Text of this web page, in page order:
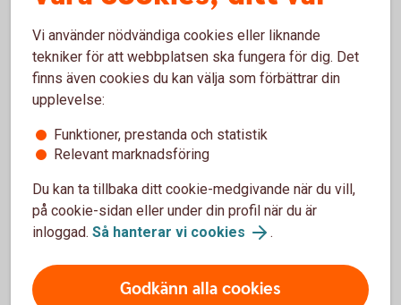
nära relation och behöver köpa exempelvis kläder,
hygienartiklar och mat, kan du få upp till 15 000
kronor i ersättning under tre månader. Ingen
polisanmälan krävs, men du ska kunna uppvisa en
bekräftelse från kvinnojour eller skyddat boende.
Ersättning vid mobbning
mobbning kan få ekonomisk ersättning och upp till
tio besök hos psykolog.
Vi använder nödvändiga cookies eller liknande
tekniker för att webbplatsen ska fungera för dig. Det
finns även cookies du kan välja som förbättrar din
upplevelse:
Funktioner, prestanda och statistik
Relevant marknadsföring
Du kan ta tillbaka ditt cookie-medgivande när du vill,
på cookie-sidan eller under din profil när du är
inloggad. Så hanterar vi cookies .
Godkänn alla cookies